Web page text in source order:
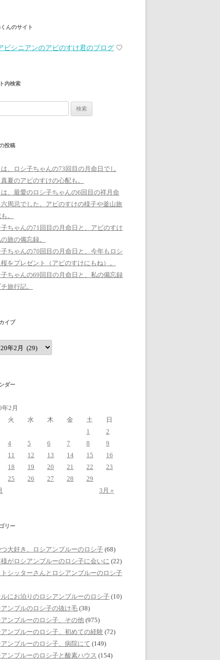
んのサイト
ビシニアンのアビのすけ君のブログ ♡
内検索
投稿
、ロシ子ちゃんの73回目の月命日でし
夏のアビのすけの心配も。
、最愛のロシ子ちゃんの6回目の祥月命
周忌でした。アビのすけの様子や釜山旅
。
ちゃんの71回目の月命日と、アビのすけ
旅の備忘録。
ちゃんの70回目の月命日と、今年もロシ
をプレゼント（アビのすけにもね）。
ちゃんの69回目の月命日と、私の備忘録
旅行記。
イブ
ダー
2月
火
水 木 金 土
日
1
2
4
5 6 7 8
9
11
12 13 14 15
16
18
19 20 21 22
23
25
26 27 28
29
3月 »
リー
大好き、ロシアンブルーのロシ子 (68)
がロシアンブルーのロシ子に会いに (22)
シッターさんとロシアンブルーのロシ子
にお泊りのロシアンブルーのロシ子 (10)
ンブルのロシ子の抜け毛 (38)
ンブルーのロシ子、その他 (975)
ンブルーのロシ子、初めての経験 (72)
ンブルーのロシ子、病院にて (149)
ンブルーのロシ子と酸素ハウス (154)